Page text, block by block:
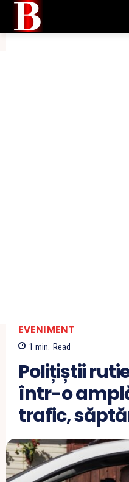
EVENIMENT
1 min. Read
Polițiștii
într-o
trafic,